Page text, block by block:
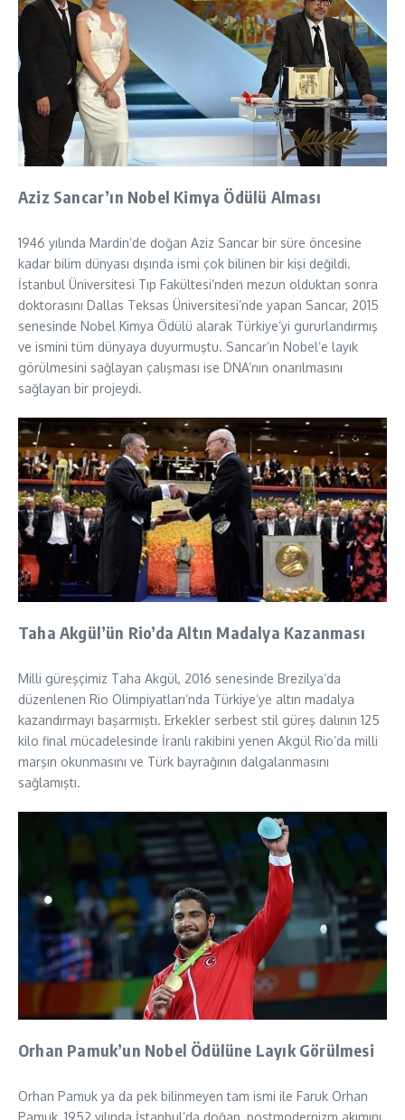
Aziz Sancar’ın Nobel Kimya Ödülü Alması
1946 yılında Mardin’de doğan Aziz Sancar bir süre öncesine
kadar bilim dünyası dışında ismi çok bilinen bir kişi değildi.
İstanbul Üniversitesi Tıp Fakültesi’nden mezun olduktan sonra
doktorasını Dallas Teksas Üniversitesi’nde yapan Sancar, 2015
senesinde Nobel Kimya Ödülü alarak Türkiye’yi gururlandırmış
ve ismini tüm dünyaya duyurmuştu. Sancar’ın Nobel’e layık
görülmesini sağlayan çalışması ise DNA’nın onarılmasını
sağlayan bir projeydi.
Taha Akgül’ün Rio’da Altın Madalya Kazanması
Milli güreşçimiz Taha Akgül, 2016 senesinde Brezilya’da
düzenlenen Rio Olimpiyatları’nda Türkiye’ye altın madalya
kazandırmayı başarmıştı. Erkekler serbest stil güreş dalının 125
kilo final mücadelesinde İranlı rakibini yenen Akgül Rio’da milli
marşın okunmasını ve Türk bayrağının dalgalanmasını
sağlamıştı.
Orhan Pamuk’un Nobel Ödülüne Layık Görülmesi
Orhan Pamuk ya da pek bilinmeyen tam ismi ile Faruk Orhan
Pamuk, 1952 yılında İstanbul’da doğan, postmodernizm akımını